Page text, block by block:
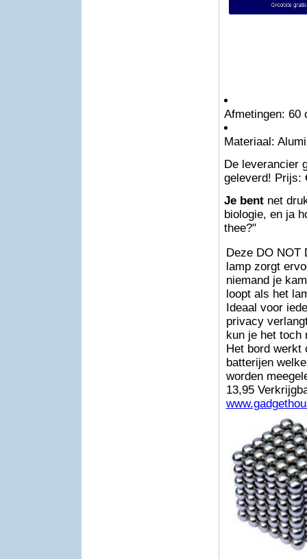
Afmetingen: 60
Materiaal:
De leverancier
geleverd! Prijs:
Je bentnet
biologie, en ja
thee?"
Deze DO NOT
lamp zorgt
niemand je
loopt als het
Ideaal voor
privacy
kun je het toch
Het bord werkt
batterijen
worden
13,95